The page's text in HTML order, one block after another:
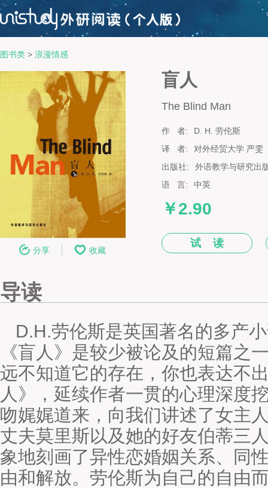
图书类 > 浪漫情感
分享 收藏
盲人
The Blind Man
作 者:
D. H. 劳伦斯
译 者:
对外经贸大学 严雯
出版社:
外语教学与研究出
语 言:
中英
￥2.90
试 读
导读
D.H.劳伦斯是英国著名的多产
《盲人》是较少被论及的短篇之
远不知道它的存在，你也表达不
人》，延续作者一贯的心理深度
吻娓娓道来，向我们讲述了女主
丈夫莫里斯以及她的好友伯蒂三
象地刻画了异性恋婚姻关系、同
由和解放。劳伦斯为自己的自由